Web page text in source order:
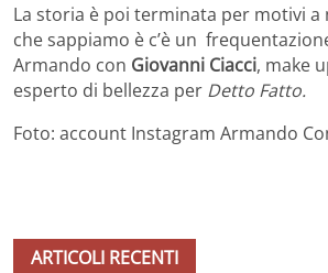
La storia è poi terminata per motivi a
che sappiamo è c’è un
Armando con Giovanni Ciacci, make
esperto di bellezza per Detto Fatto.
Foto: account Instagram Armando
ARTICOLI RECENTI